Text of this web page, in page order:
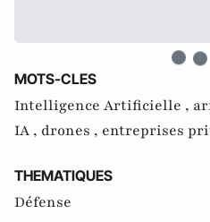
MOTS-CLES
Intelligence Artificielle ,
IA , drones , entreprises
THEMATIQUES
Défense